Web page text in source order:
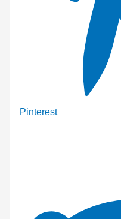
Pinterest